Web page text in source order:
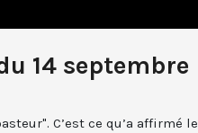
14 septembre
C’est ce qu’a affirmé le